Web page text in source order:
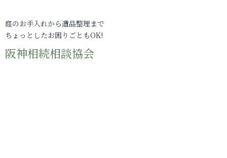
庭のお手入れから遺品整理まで
ちょっとしたお困りごともOK!
阪神相続相談協会